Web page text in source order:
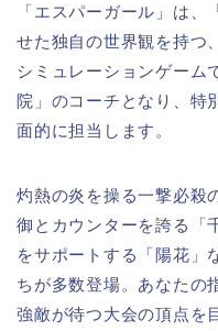
「エスパーガール」は
せた独自の世界観を持つ
シミュレーションゲーム
院」のコーチとなり、特
面的に担当します。
灼熱の炎を操る一撃必殺
御とカウンターを誇る「
をサポートする「陽花」
ちが多数登場。あなたの
強敵が待つ大会の頂点を